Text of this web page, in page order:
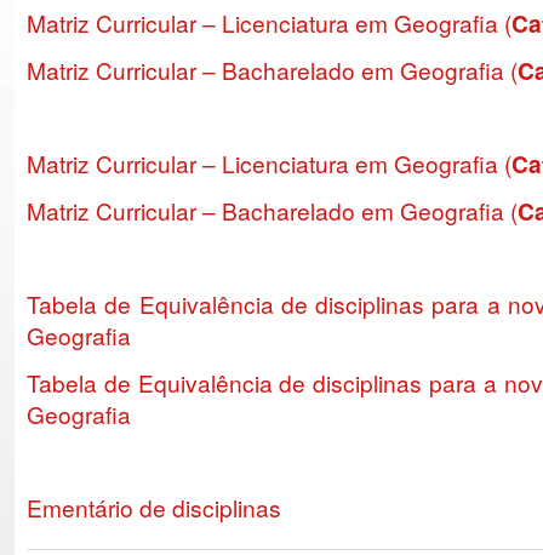
Matriz Curricular – Licenciatura em Geografia (
Matriz Curricular – Bacharelado em Geografia (
Matriz Curricular – Licenciatura em Geografia (
Matriz Curricular – Bacharelado em Geografia (
Tabela de Equivalência de disciplinas para a
Geografia
Tabela de Equivalência de disciplinas para a
Geografia
Ementário de disciplinas